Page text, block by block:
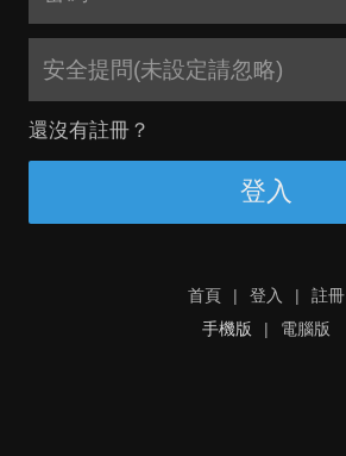
安全提問(未設定請忽略)
還沒有註冊？
登入
首頁 | 登入 |
註冊
手機版
| 電腦版